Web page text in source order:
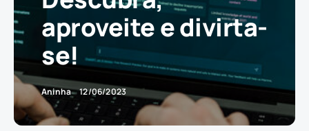
aproveite e divirta-
se!
Aninha 12/06/2023